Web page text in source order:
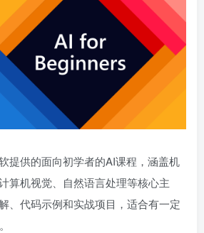
提供的面向初学者的AI课程，涵盖机
算机视觉、自然语言处理等核心主
、代码示例和实战项目，适合有一定